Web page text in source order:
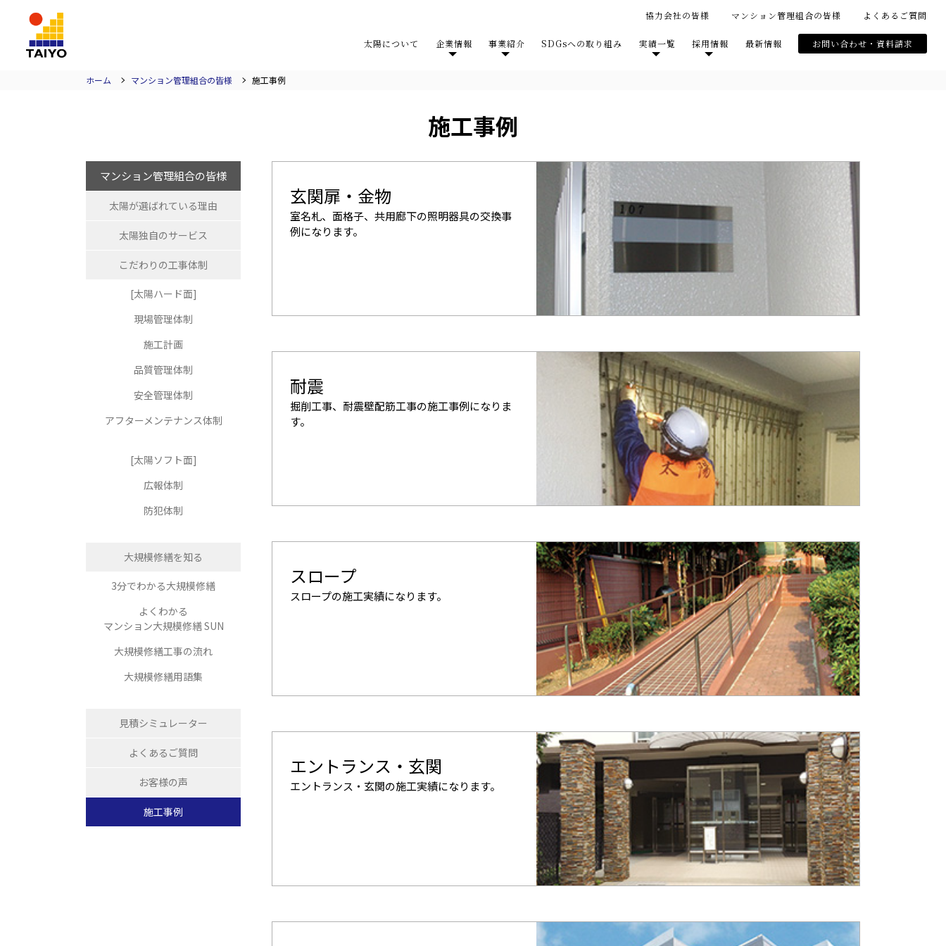
協力会社の皆様 マンション管理組合の皆様 よくあるご質問
太陽について 企業情報 事業紹介 SDGsへの取り組み 実績一覧 採用情報 最新情報 お問い合わせ・資料請求
ホーム マンション管理組合の皆様 施工事例
施工事例
玄関扉・金物
室名札、面格子、共用廊下の照明器具の交換事
例になります。
耐震
掘削工事、耐震壁配筋工事の施工事例になりま
す。
スロープ
スロープの施工実績になります。
エントランス・玄関
エントランス・玄関の施工実績になります。
マンション管理組合の皆様
太陽が選ばれている理由
太陽独自のサービス
こだわりの工事体制
[太陽ハード面]
現場管理体制
施工計画
品質管理体制
安全管理体制
アフターメンテナンス体制
[太陽ソフト面]
広報体制
防犯体制
大規模修繕を知る
3分でわかる大規模修繕
よくわかる
マンション大規模修繕 SUN
大規模修繕工事の流れ
大規模修繕用語集
見積シミュレーター
よくあるご質問
お客様の声
施工事例